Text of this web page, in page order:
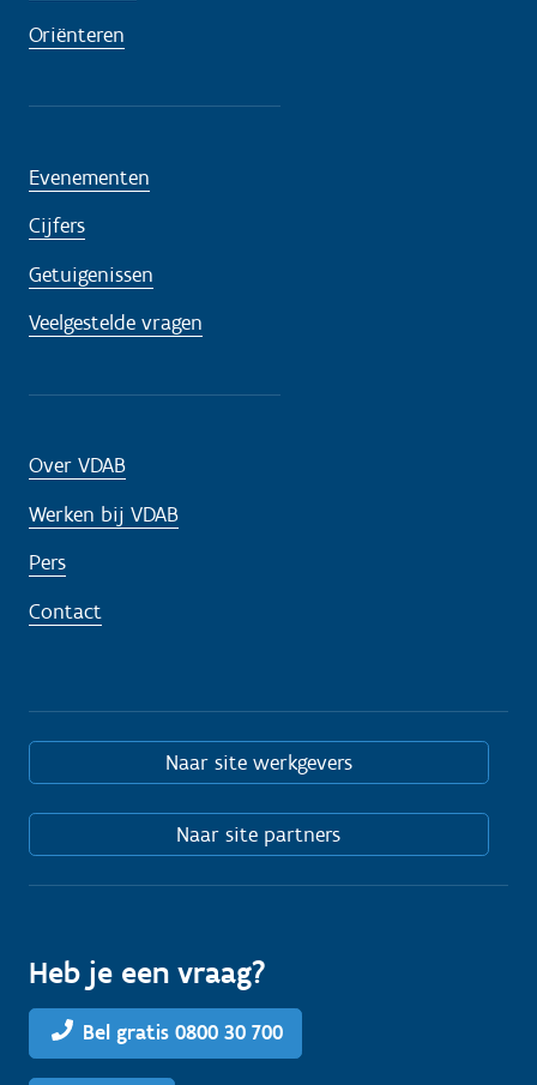
Oriënteren
Evenementen
Cijfers
Getuigenissen
Veelgestelde vragen
Over VDAB
Werken bij VDAB
Pers
Contact
Naar site werkgevers
Naar site partners
Heb je een vraag?
Bel gratis 0800 30 700